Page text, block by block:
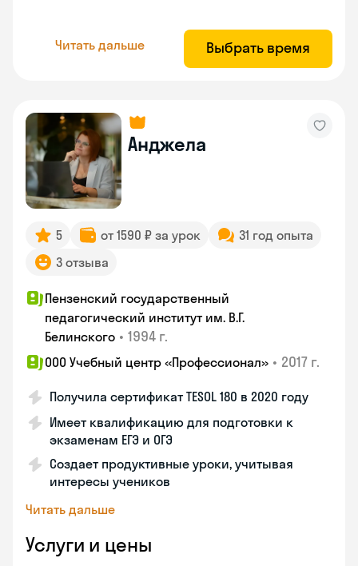
Читать дальше Выбрать время
Анджела
5 от 1590 ₽ за урок
31 год опыта
3 отзыва
Пензенский государственный
педагогический институт им. В.Г.
Белинского • 1994 г.
ООО Учебный центр «Профессионал» • 2017 г.
Получила сертификат TESOL 180 в 2020 году
Имеет квалификацию для подготовки к
экзаменам ЕГЭ и ОГЭ
Создает продуктивные уроки, учитывая
интересы учеников
Читать дальше
Услуги и цены